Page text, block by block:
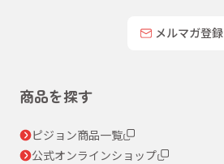
メルマガ登録
商品を探す
ピジョン商品一覧
公式オンラインショップ